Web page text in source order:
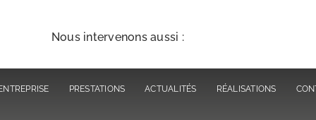
Nous intervenons aussi :
PRESTATIONS ACTUALITÉS RÉALISATIONS